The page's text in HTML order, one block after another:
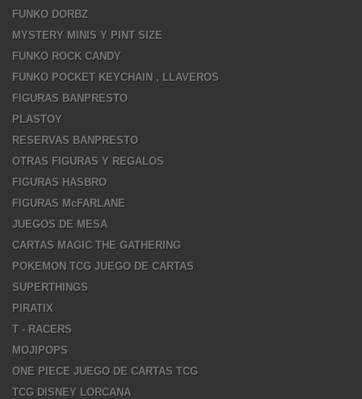
FUNKO DORBZ
MYSTERY MINIS Y PINT SIZE
FUNKO ROCK CANDY
FUNKO POCKET KEYCHAIN , LLAVEROS
FIGURAS BANPRESTO
PLASTOY
RESERVAS BANPRESTO
OTRAS FIGURAS Y REGALOS
FIGURAS HASBRO
FIGURAS McFARLANE
JUEGOS DE MESA
CARTAS MAGIC THE GATHERING
POKEMON TCG JUEGO DE CARTAS
SUPERTHINGS
PIRATIX
T - RACERS
MOJIPOPS
ONE PIECE JUEGO DE CARTAS TCG
TCG DISNEY LORCANA